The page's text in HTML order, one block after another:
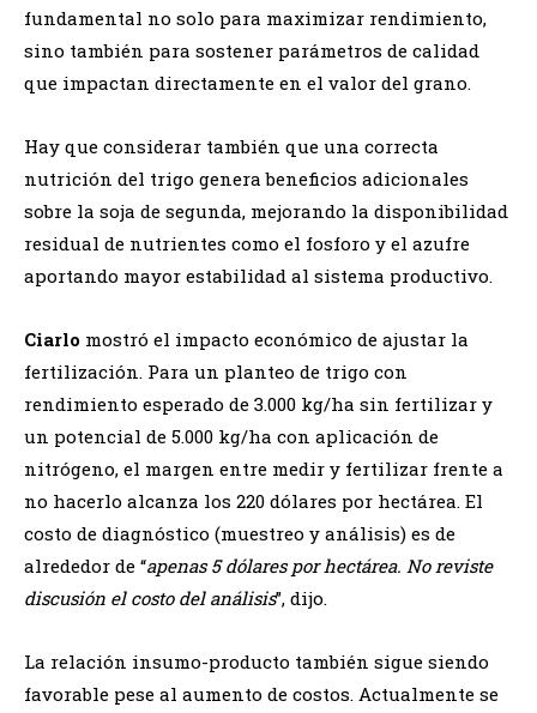
fundamental no solo para maximizar rendimiento,
sino también para sostener parámetros de calidad
que impactan directamente en el valor del grano.
Hay que considerar también que una correcta
nutrición del trigo genera beneficios adicionales
sobre la soja de segunda, mejorando la disponibilidad
residual de nutrientes como el fosforo y el azufre
aportando mayor estabilidad al sistema productivo.
Ciarlo mostró el impacto económico de ajustar la
fertilización. Para un planteo de trigo con
rendimiento esperado de 3.000 kg/ha sin fertilizar y
un potencial de 5.000 kg/ha con aplicación de
nitrógeno, el margen entre medir y fertilizar frente a
no hacerlo alcanza los 220 dólares por hectárea. El
costo de diagnóstico (muestreo y análisis) es de
alrededor de “apenas 5 dólares por hectárea. No reviste
discusión el costo del análisis”, dijo.
La relación insumo-producto también sigue siendo
favorable pese al aumento de costos. Actualmente se